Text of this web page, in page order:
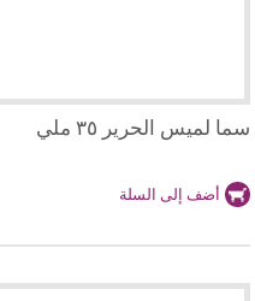
سما لميس الحرير ٣٥ ملي